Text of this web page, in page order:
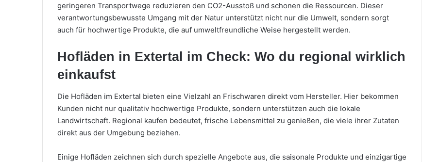
geringeren Transportwege reduzieren den CO2-Ausstoß und schonen die Ressourcen. Dieser
verantwortungsbewusste Umgang mit der Natur unterstützt nicht nur die Umwelt, sondern sorgt
auch für hochwertige Produkte, die auf umweltfreundliche Weise hergestellt werden.
Hofläden in Extertal im Check: Wo du regional wirklich
einkaufst
Die Hofläden im Extertal bieten eine Vielzahl an Frischwaren direkt vom Hersteller. Hier bekommen
Kunden nicht nur qualitativ hochwertige Produkte, sondern unterstützen auch die lokale
Landwirtschaft. Regional kaufen bedeutet, frische Lebensmittel zu genießen, die viele ihrer Zutaten
direkt aus der Umgebung beziehen.
Einige Hofläden zeichnen sich durch spezielle Angebote aus, die saisonale Produkte und einzigartige